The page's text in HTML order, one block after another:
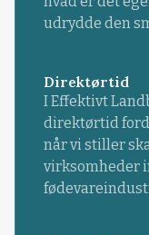
udrydde den
Direktørtid
I Effektivt
direktørtid
når vi stiller
virksomheder